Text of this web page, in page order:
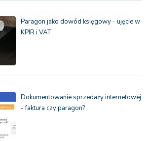
Paragon jako dowód księgowy - ujęcie w
KPIR i VAT
Dokumentowanie sprzedaży internetowej
- faktura czy paragon?